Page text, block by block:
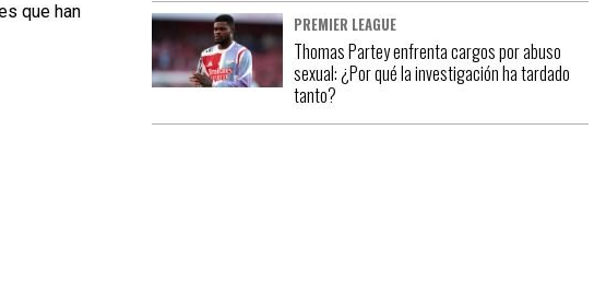
que han
PREMIER LEAGUE
Thomas Partey enfrenta cargos por abuso
sexual: ¿Por qué la investigación ha tardado
tanto?